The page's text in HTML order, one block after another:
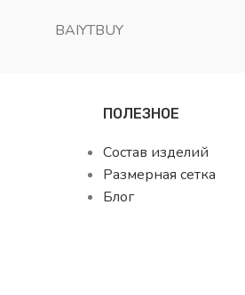
BAIYTBUY
ПОЛЕЗНОЕ
Состав изделий
Размерная сетка
Блог